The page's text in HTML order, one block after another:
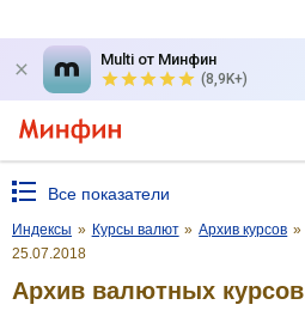
Multi от Минфин
(8,9K+)
Все показатели
Индексы » Курсы валют » Архив курсов »
25.07.2018
Архив валютных курсов